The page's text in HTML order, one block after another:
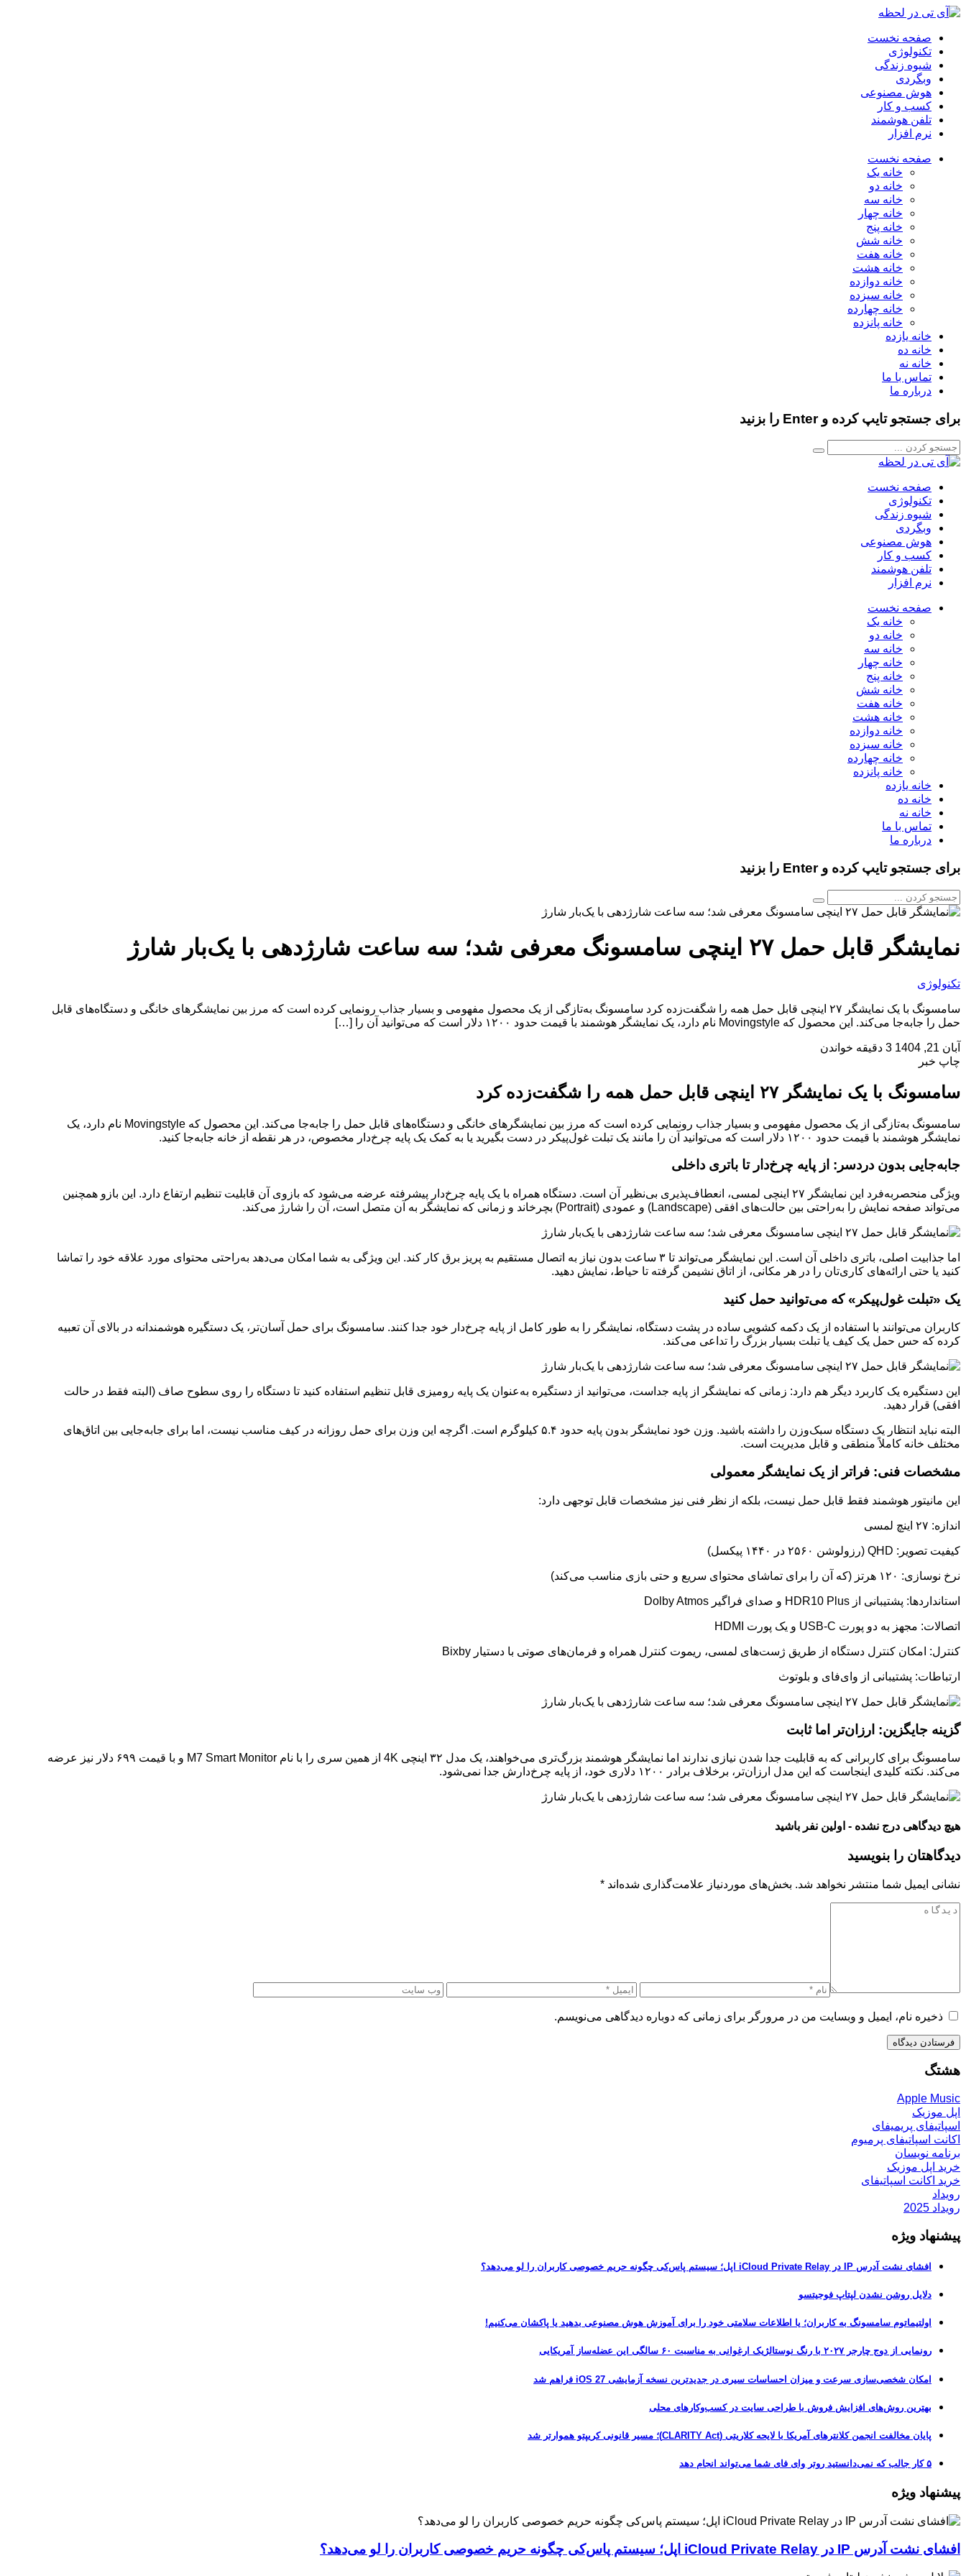
صفحه نخست
تکنولوژی
شیوه زندگی
وبگردی
هوش مصنوعی
کسب و کار
تلفن هوشمند
نرم افزار
صفحه نخست
خانه یک
خانه دو
خانه سه
خانه چهار
خانه پنج
خانه شش
خانه هفت
خانه هشت
خانه دوازده
خانه سیزده
خانه چهارده
خانه پانزده
خانه یازده
خانه ده
خانه نه
تماس با ما
درباره ما
برای جستجو تایپ کرده و Enter را بزنید
صفحه نخست
تکنولوژی
شیوه زندگی
وبگردی
هوش مصنوعی
کسب و کار
تلفن هوشمند
نرم افزار
صفحه نخست
خانه یک
خانه دو
خانه سه
خانه چهار
خانه پنج
خانه شش
خانه هفت
خانه هشت
خانه دوازده
خانه سیزده
خانه چهارده
خانه پانزده
خانه یازده
خانه ده
خانه نه
تماس با ما
درباره ما
برای جستجو تایپ کرده و Enter را بزنید
نمایشگر قابل حمل ۲۷ اینچی سامسونگ معرفی شد؛ سه ساعت شارژدهی با یک‌بار شارژ
تکنولوژی
سامسونگ با یک نمایشگر ۲۷ اینچی قابل حمل همه را شگفت‌زده کرد سامسونگ به‌تازگی از یک محصول مفهومی و بسیار جذاب رونمایی کرده است که مرز بین نمایشگرهای خانگی و دستگاه‌های قابل
حمل را جابه‌جا می‌کند. این محصول که Movingstyle نام دارد، یک نمایشگر هوشمند با قیمت حدود ۱۲۰۰ دلار است که می‌توانید آن را […]
آبان 21, 1404
3 دقیقه خواندن
چاپ خبر
سامسونگ با یک نمایشگر ۲۷ اینچی قابل حمل همه را شگفت‌زده کرد
سامسونگ به‌تازگی از یک محصول مفهومی و بسیار جذاب رونمایی کرده است که مرز بین نمایشگرهای خانگی و دستگاه‌های قابل حمل را جابه‌جا می‌کند. این محصول که Movingstyle نام دارد، یک
نمایشگر هوشمند با قیمت حدود ۱۲۰۰ دلار است که می‌توانید آن را مانند یک تبلت غول‌پیکر در دست بگیرید یا به کمک یک پایه چرخ‌دار مخصوص، در هر نقطه از خانه جابه‌جا کنید.
جابه‌جایی بدون دردسر: از پایه چرخ‌دار تا باتری داخلی
ویژگی منحصربه‌فرد این نمایشگر ۲۷ اینچی لمسی، انعطاف‌پذیری بی‌نظیر آن است. دستگاه همراه با یک پایه چرخ‌دار پیشرفته عرضه می‌شود که بازوی آن قابلیت تنظیم ارتفاع دارد. این بازو همچنین
می‌تواند صفحه نمایش را به‌راحتی بین حالت‌های افقی (Landscape) و عمودی (Portrait) بچرخاند و زمانی که نمایشگر به آن متصل است، آن را شارژ می‌کند.
اما جذابیت اصلی، باتری داخلی آن است. این نمایشگر می‌تواند تا ۳ ساعت بدون نیاز به اتصال مستقیم به پریز برق کار کند. این ویژگی به شما امکان می‌دهد به‌راحتی محتوای مورد علاقه خود را تماشا
کنید یا حتی ارائه‌های کاری‌تان را در هر مکانی، از اتاق نشیمن گرفته تا حیاط، نمایش دهید.
یک «تبلت غول‌پیکر» که می‌توانید حمل کنید
کاربران می‌توانند با استفاده از یک دکمه کشویی ساده در پشت دستگاه، نمایشگر را به طور کامل از پایه چرخ‌دار خود جدا کنند. سامسونگ برای حمل آسان‌تر، یک دستگیره هوشمندانه در بالای آن تعبیه
کرده که حس حمل یک کیف یا تبلت بسیار بزرگ را تداعی می‌کند.
این دستگیره یک کاربرد دیگر هم دارد: زمانی که نمایشگر از پایه جداست، می‌توانید از دستگیره به‌عنوان یک پایه رومیزی قابل تنظیم استفاده کنید تا دستگاه را روی سطوح صاف (البته فقط در حالت
افقی) قرار دهید.
البته نباید انتظار یک دستگاه سبک‌وزن را داشته باشید. وزن خود نمایشگر بدون پایه حدود ۵.۴ کیلوگرم است. اگرچه این وزن برای حمل روزانه در کیف مناسب نیست، اما برای جابه‌جایی بین اتاق‌های
مختلف خانه کاملاً منطقی و قابل مدیریت است.
مشخصات فنی: فراتر از یک نمایشگر معمولی
این مانیتور هوشمند فقط قابل حمل نیست، بلکه از نظر فنی نیز مشخصات قابل توجهی دارد:
اندازه: ۲۷ اینچ لمسی
کیفیت تصویر: QHD (رزولوشن ۲۵۶۰ در ۱۴۴۰ پیکسل)
نرخ نوسازی: ۱۲۰ هرتز (که آن را برای تماشای محتوای سریع و حتی بازی مناسب می‌کند)
استانداردها: پشتیبانی از HDR10 Plus و صدای فراگیر Dolby Atmos
اتصالات: مجهز به دو پورت USB-C و یک پورت HDMI
کنترل: امکان کنترل دستگاه از طریق ژست‌های لمسی، ریموت کنترل همراه و فرمان‌های صوتی با دستیار Bixby
ارتباطات: پشتیبانی از وای‌فای و بلوتوث
گزینه جایگزین: ارزان‌تر اما ثابت
سامسونگ برای کاربرانی که به قابلیت جدا شدن نیازی ندارند اما نمایشگر هوشمند بزرگ‌تری می‌خواهند، یک مدل ۳۲ اینچی 4K از همین سری را با نام M7 Smart Monitor و با قیمت ۶۹۹ دلار نیز عرضه
می‌کند. نکته کلیدی اینجاست که این مدل ارزان‌تر، برخلاف برادر ۱۲۰۰ دلاری خود، از پایه چرخ‌دارش جدا نمی‌شود.
هیچ دیدگاهی درج نشده - اولین نفر باشید
دیدگاهتان را بنویسید
نشانی ایمیل شما منتشر نخواهد شد. بخش‌های موردنیاز علامت‌گذاری شده‌اند *
ذخیره نام، ایمیل و وبسایت من در مرورگر برای زمانی که دوباره دیدگاهی می‌نویسم.
هشتگ
Apple Music
اپل موزیک
اسپاتیفای پریمیفای
اکانت اسپاتیفای پرمیوم
برنامه نویسان
خرید اپل موزیک
خرید اکانت اسپاتیفای
رویداد
رویداد 2025
پیشنهاد ویژه
افشای نشت آدرس IP در iCloud Private Relay اپل؛ سیستم پاس‌کی چگونه حریم خصوصی کاربران را لو می‌دهد؟
دلایل روشن نشدن لپتاپ فوجیتسو
اولتیماتوم سامسونگ به کاربران؛ یا اطلاعات سلامتی خود را برای آموزش هوش مصنوعی بدهید یا پاکشان می‌کنیم!
رونمایی از دوج چارجر ۲۰۲۷ با رنگ نوستالژیک ارغوانی به مناسبت ۶۰ سالگی این عضله‌ساز آمریکایی
امکان شخصی‌سازی سرعت و میزان احساسات سیری در جدیدترین نسخه آزمایشی iOS 27 فراهم شد
بهترین روش‌های افزایش فروش با طراحی سایت در کسب‌وکارهای محلی
پایان مخالفت انجمن کلانترهای آمریکا با لایحه کلاریتی (CLARITY Act)؛ مسیر قانونی کریپتو هموارتر شد
۵ کار جالب که نمی‌دانستید روتر وای فای شما می‌تواند انجام دهد
پیشنهاد ویژه
افشای نشت آدرس IP در iCloud Private Relay اپل؛ سیستم پاس‌کی چگونه حریم خصوصی کاربران را لو می‌دهد؟